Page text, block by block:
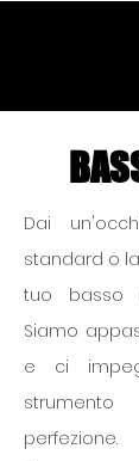
Dai
standard o
tuo basso
Siamo
e ci
perfezione.